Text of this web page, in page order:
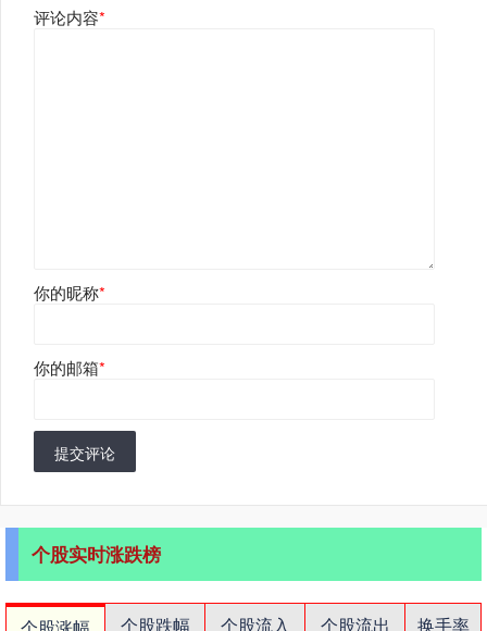
评论内容*
你的昵称*
你的邮箱*
提交评论
个股实时涨跌榜
个股跌幅 个股流入 个股流出
换手率